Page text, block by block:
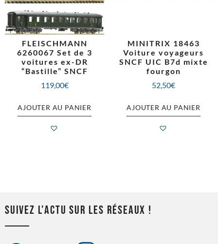
FLEISCHMANN
6260067 Set de 3
voitures ex-DR
“Bastille” SNCF
119,00€
AJOUTER AU PANIER
MINITRIX 18463
Voiture voyageurs
SNCF UIC B7d mixte
fourgon
52,50€
AJOUTER AU PANIER
SUIVEZ L'ACTU SUR LES RÉSEAUX !